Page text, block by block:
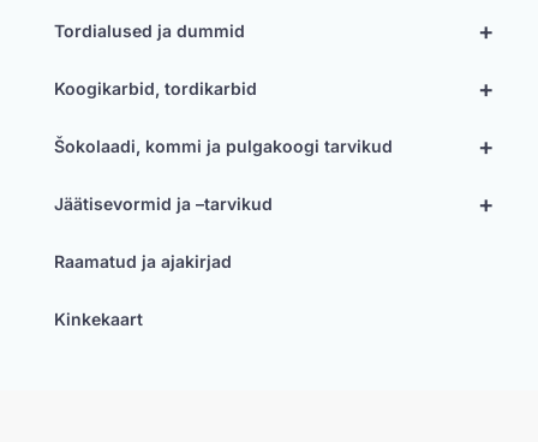
+
Tordialused ja dummid
+
Koogikarbid, tordikarbid
+
Šokolaadi, kommi ja pulgakoogi tarvikud
+
Jäätisevormid ja –tarvikud
Raamatud ja ajakirjad
Kinkekaart